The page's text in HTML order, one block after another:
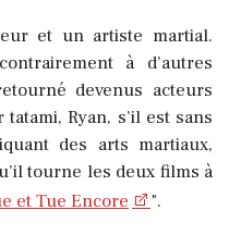
et un artiste martial.
à d’autres
devenus acteurs
Ryan, s’il est sans
des arts martiaux,
tourne les deux films à
et Tue Encore ".